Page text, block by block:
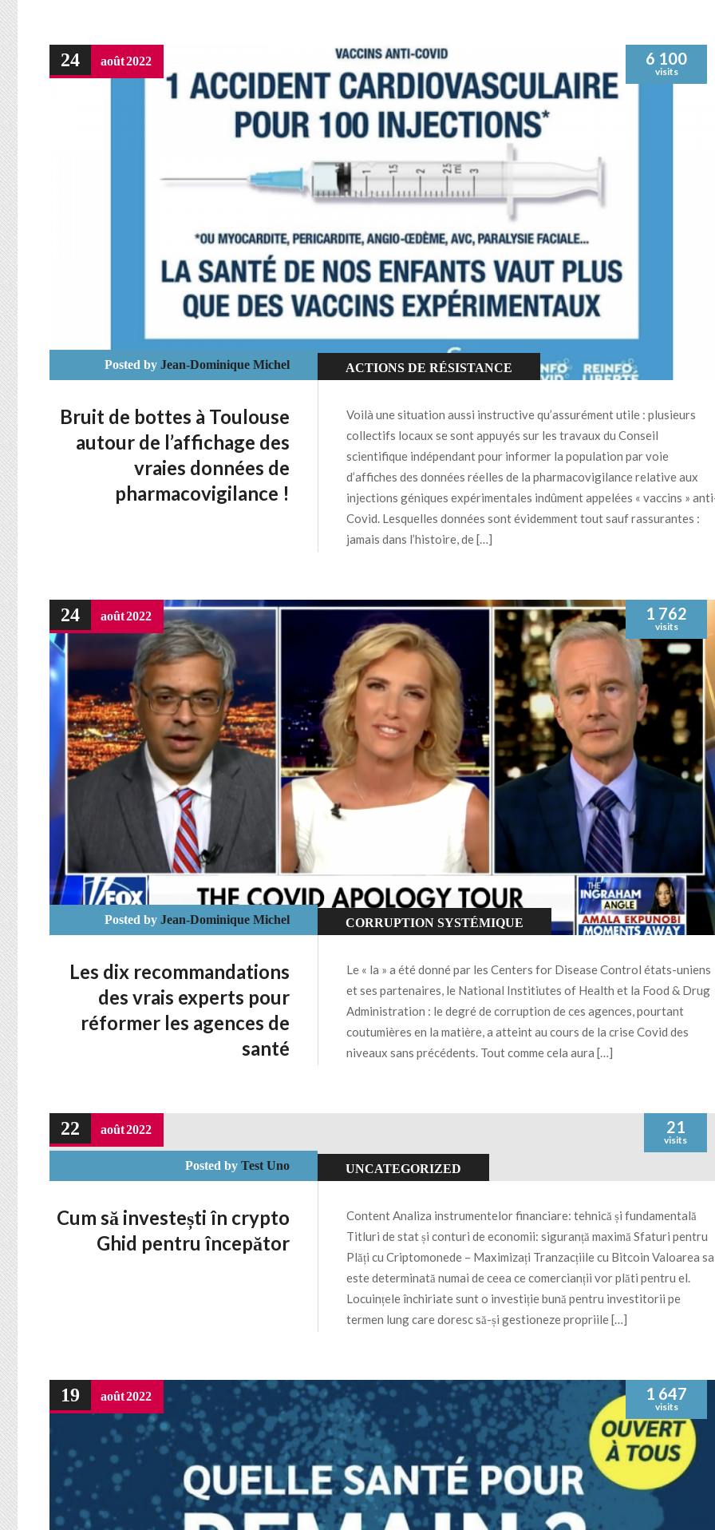
24 août2022 6 100
visits
Posted by Jean-Dominique Michel ACTIONS DE RÉSISTANCE
Bruit de bottes à Toulouse
autour de l’affichage des
vraies données de
pharmacovigilance !
Voilà une situation aussi instructive qu’assurément utile : plusieurs
collectifs locaux se sont appuyés sur les travaux du Conseil
scientifique indépendant pour informer la population par voie
d’affiches des données réelles de la pharmacovigilance relative aux
injections géniques expérimentales indûment appelées « vaccins »
Covid. Lesquelles données sont évidemment tout sauf rassurantes :
jamais dans l’histoire, de […]
24 août2022 1 762
visits
Posted by Jean-Dominique Michel CORRUPTION SYSTÉMIQUE
Les dix recommandations
des vrais experts pour
réformer les agences de
santé
Le « la » a été donné par les Centers for Disease Control états-uniens
et ses partenaires, le National Institiutes of Health et la Food & Drug
Administration : le degré de corruption de ces agences, pourtant
coutumières en la matière, a atteint au cours de la crise Covid des
niveaux sans précédents. Tout comme cela aura […]
22 août2022 21
visits
Posted by Test Uno UNCATEGORIZED
Cum să investești în crypto
Ghid pentru începător
Content Analiza instrumentelor financiare: tehnică și fundamentală
Titluri de stat și conturi de economii: siguranță maximă Sfaturi pentru
Plăți cu Criptomonede – Maximizați Tranzacțiile cu Bitcoin Valoarea sa
este determinată numai de ceea ce comercianții vor plăti pentru el.
Locuințele închiriate sunt o investiție bună pentru investitorii pe
termen lung care doresc să-și gestioneze propriile […]
19 août2022 1 647
visits